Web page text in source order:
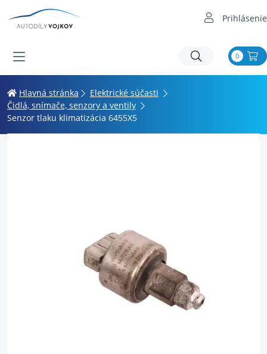
Prihlásenie
0
Hlavná stránka
Elektrické súčasti
Čidlá, snímače, senzory a ventily
Senzor tlaku klimatizácia 6455X5